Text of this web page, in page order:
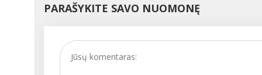
PARAŠYKITE SAVO NUOMONĘ